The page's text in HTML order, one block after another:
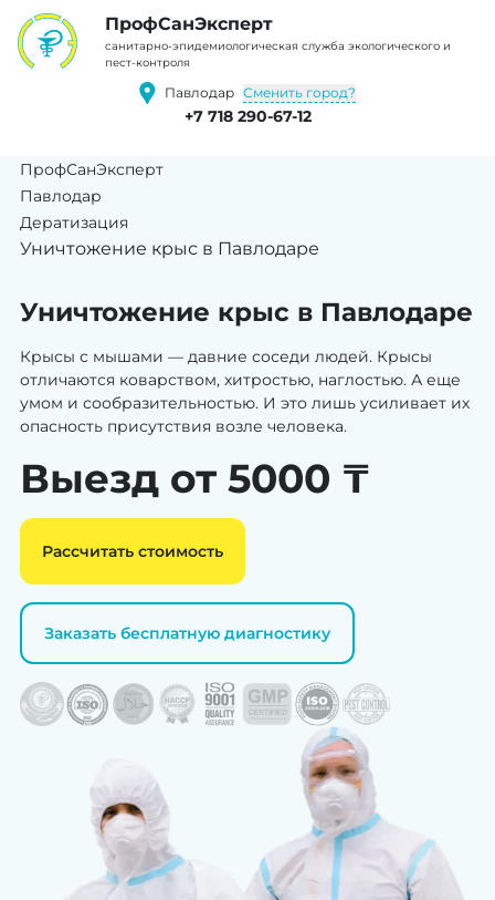
ПрофCанЭксперт
cанитарно-эпидемиологическая служба экологического и
пест-контроля
Павлодар Сменить город?
+7 718 290-67-12
ПрофСанЭксперт
Павлодар
Дератизация
Уничтожение крыс в Павлодаре
Уничтожение крыс в Павлодаре
Крысы с мышами — давние соседи людей. Крысы
отличаются коварством, хитростью, наглостью. А еще
умом и сообразительностью. И это лишь усиливает их
опасность присутствия возле человека.
Выезд от 5000 ₸
Рассчитать стоимость
Заказать бесплатную диагностику